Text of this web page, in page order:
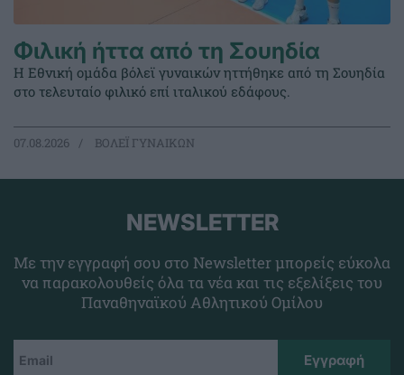
Φιλική ήττα από τη Σουηδία
Η Εθνική ομάδα βόλεϊ γυναικών ηττήθηκε από τη Σουηδία
στο τελευταίο φιλικό επί ιταλικού εδάφους.
07.08.2026 ΒΟΛΕΪ ΓΥΝΑΙΚΩΝ
NEWSLETTER
Με την εγγραφή σου στο Newsletter μπορείς εύκολα
να παρακολουθείς όλα τα νέα και τις εξελίξεις του
Παναθηναϊκού Αθλητικού Ομίλου